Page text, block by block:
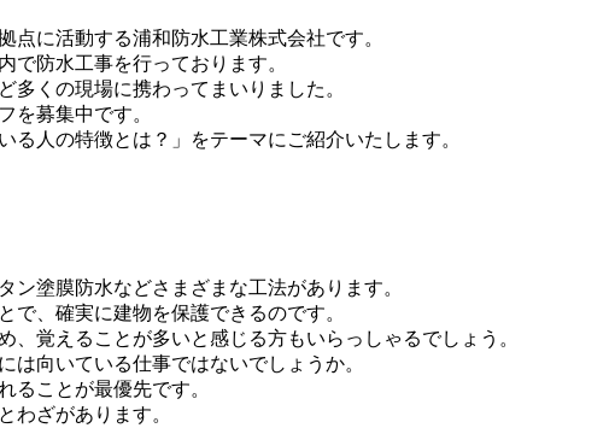
点に活動する浦和防水工業株式会社です。
で防水工事を行っております。
多くの現場に携わってまいりました。
を募集中です。
る人の特徴とは？」をテーマにご紹介いたします。
ン塗膜防水などさまざまな工法があります。
で、確実に建物を保護できるのです。
、覚えることが多いと感じる方もいらっしゃるでしょう。
は向いている仕事ではないでしょうか。
ることが最優先です。
わざがあります。